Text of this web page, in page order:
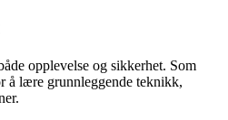
opplevelse og sikkerhet. Som
å lære grunnleggende teknikk,